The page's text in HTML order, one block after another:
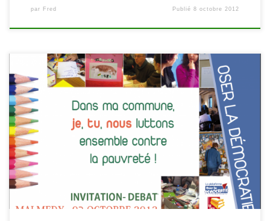
par Fred Publié8 octobre 2012
Le mercredi 3 octobre à 18h00 à la bibliothèque de Malmedy a
lieu une rencontre/débat avec des représentants politiques des 4
listes déposées à Malmedy (Entente Communale/Liste du
Bourgmestre, Forces Vives, PS +, Alternative). La rencontre sera
animée par Geoffrey Grandjean (Docteur en Sciences politiques
et sociales – ULg) et […]